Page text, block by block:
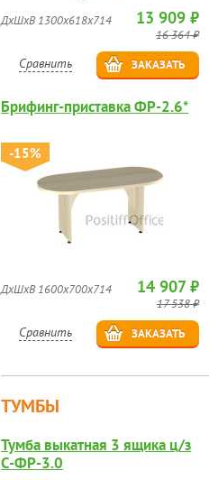
ДхШхВ 1300х618х714 13 909 ₽
16 364 ₽
Сравнить ЗАКАЗАТЬ
Брифинг-приставка ФР-2.6*
-15%
ДхШхВ 1600х700х714 14 907 ₽
17 538 ₽
Сравнить ЗАКАЗАТЬ
ТУМБЫ
Тумба выкатная 3 ящика ц/з
С-ФР-3.0